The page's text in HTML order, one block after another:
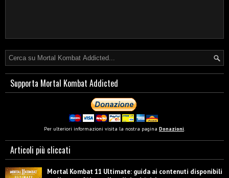
Supporta Mortal Kombat Addicted
Per ulteriori informazioni visita la nostra pagina Donazioni.
Articoli più cliccati
Mortal Kombat 11 Ultimate: guida ai contenuti disponibili